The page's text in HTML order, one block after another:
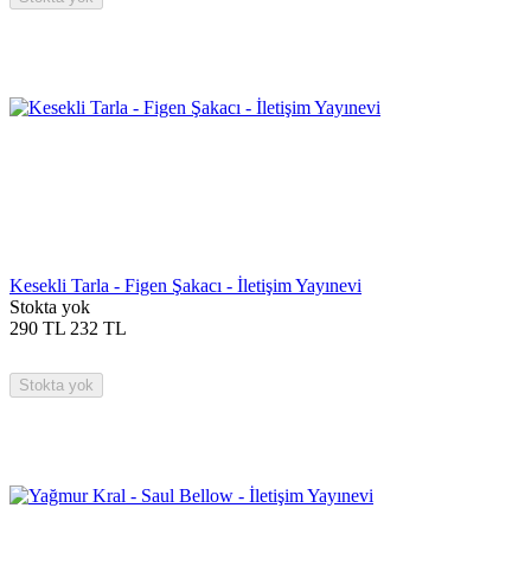
Kesekli Tarla - Figen Şakacı - İletişim Yayınevi
Stokta yok
290 TL 232 TL
Stokta yok